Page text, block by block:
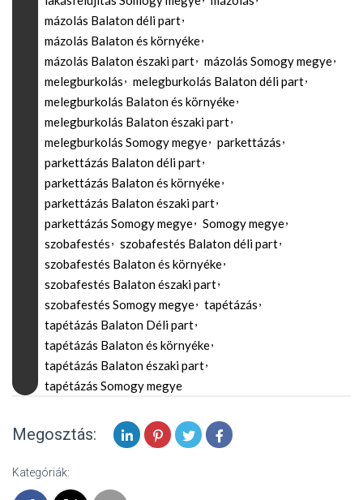
mázolás Balaton déli part
mázolás Balaton és környéke
mázolás Balaton északi part
mázolás Somogy megye
melegburkolás
melegburkolás Balaton déli part
melegburkolás Balaton és környéke
melegburkolás Balaton északi part
melegburkolás Somogy megye
parkettázás
parkettázás Balaton déli part
parkettázás Balaton és környéke
parkettázás Balaton északi part
parkettázás Somogy megye
Somogy megye
szobafestés
szobafestés Balaton déli part
szobafestés Balaton és környéke
szobafestés Balaton északi part
szobafestés Somogy megye
tapétázás
tapétázás Balaton Déli part
tapétázás Balaton és környéke
tapétázás Balaton északi part
tapétázás Somogy megye
Megosztás:
Kategóriák: